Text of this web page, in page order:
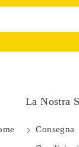
La Nostra
Consegna